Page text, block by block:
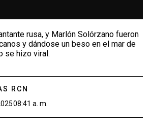
rusa, y Marlón Solórzano fueron
y dándose un beso en el mar de
se hizo viral.
RCN
08:41 a. m.